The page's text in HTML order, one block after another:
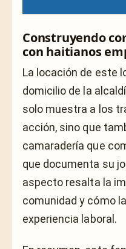
Construyendo
con haitianos
La locación de este
domicilio de la
solo muestra a los
acción, sino que
camaradería que
que documenta su
aspecto resalta la
comunidad y cómo
experiencia laboral.